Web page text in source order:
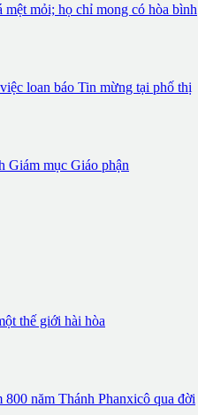
mỏi; họ chỉ mong có hòa bình
loan báo Tin mừng tại phố thị
mục Giáo phận
thế giới hài hòa
năm Thánh Phanxicô qua đời